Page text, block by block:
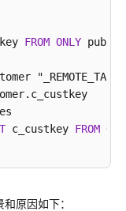
FROM ONLY
c_custkey FROM
原因如下：